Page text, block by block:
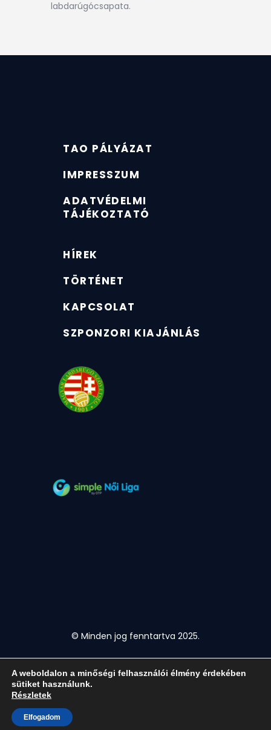
labdarúgócsapata.
TAO PÁLYÁZAT
IMPRESSZUM
ADATVÉDELMI
TÁJÉKOZTATÓ
HÍREK
TÖRTÉNET
KAPCSOLAT
SZPONZORI KIAJÁNLÁS
© Minden jog fenntartva 2025.
A weboldalon a minőségi felhasználói élmény érdekében
sütiket használunk.
Részletek
Elfogadom